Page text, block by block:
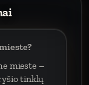
mieste –
tinklų